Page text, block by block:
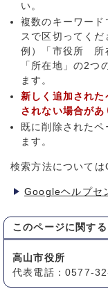
い。
複数のキーワード
スで区切ってくだ
例）「市役所 所
「所在地」の2つ
ます。
新しく追加され
されない場合があ
既に削除された
ます。
検索方法について
Googleヘルプセ
このページに関する
高山市役所
代表電話：0577-